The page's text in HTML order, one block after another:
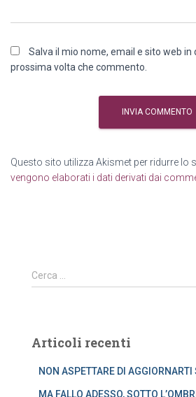
Salva il mio nome, email e sito web
prossima volta che commento.
Questo sito utilizza Akismet per ridurre lo
vengono elaborati i dati derivati dai
R
i
c
Cerca …
Articoli recenti
NON ASPETTARE DI AGGIORNARTI
MA FALLO ADESSO, SOTTO